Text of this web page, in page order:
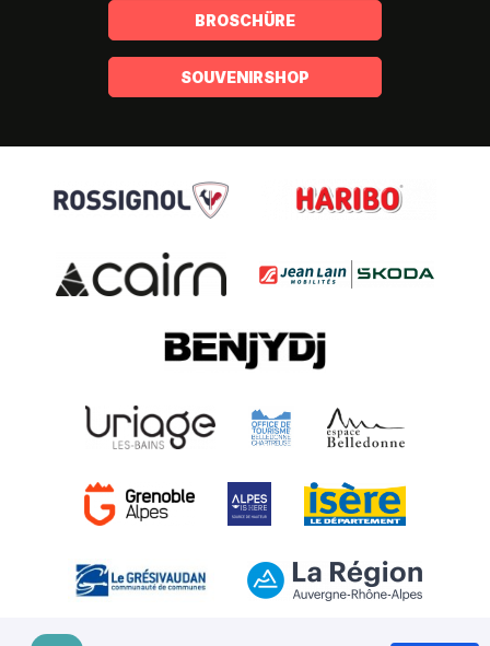
BROSCHÜRE
SOUVENIRSHOP